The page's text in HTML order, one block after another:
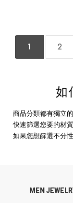
1 2
如
商品分類都有獨立
快速篩選您要的材
如果您想篩選不分
MEN